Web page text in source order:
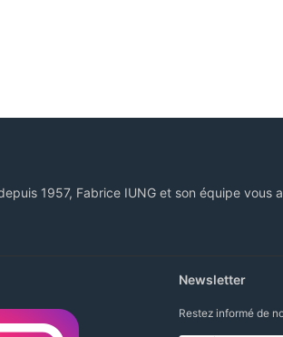
1957, Fabrice IUNG et son équipe vous
Newsletter
Restez informé de